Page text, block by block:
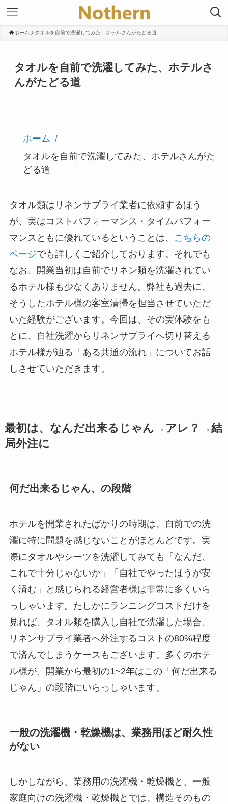
ホーム タオルを自前で洗濯してみた、ホテルさんがたどる道
タオルを自前で洗濯してみた、ホテルさ
んがたどる道
ホーム
タオルを自前で洗濯してみた、ホテルさんがた
どる道
タオル類はリネンサプライ業者に依頼するほう
が、実はコストパフォーマンス・タイムパフォー
マンスともに優れているということは、
こちらの
ページでも詳しくご紹介しております。それでも
なお、開業当初は自前でリネン類を洗濯されてい
るホテル様も少なくありません。弊社も過去に、
そうしたホテル様の客室清掃を担当させていただ
いた経験がございます。今回は、その実体験をも
とに、自社洗濯からリネンサプライへ切り替える
ホテル様が辿る「ある共通の流れ」についてお話
しさせていただきます。
最初は、なんだ出来るじゃん→アレ？→結
局外注に
何だ出来るじゃん、の段階
ホテルを開業されたばかりの時期は、自前での洗
濯に特に問題を感じないことがほとんどです。実
際にタオルやシーツを洗濯してみても「なんだ、
これで十分じゃないか」「自社でやったほうが安
く済む」と感じられる経営者様は非常に多くいら
っしゃいます。たしかにランニングコストだけを
見れば、タオル類を購入し自社で洗濯した場合、
リネンサプライ業者へ外注するコストの80%程度
で済んでしまうケースもございます。多くのホテ
ル様が、開業から最初の1~2年はこの「何だ出来る
じゃん」の段階にいらっしゃいます。
一般の洗濯機・乾燥機は、業務用ほど耐久性
がない
しかしながら、業務用の洗濯機・乾燥機と、一般
家庭向けの洗濯機・乾燥機とでは、構造そのもの